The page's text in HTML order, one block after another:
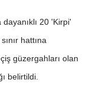
dayanıklı 20 'Kirpi'
hattına
güzergahları olan
belirtildi.